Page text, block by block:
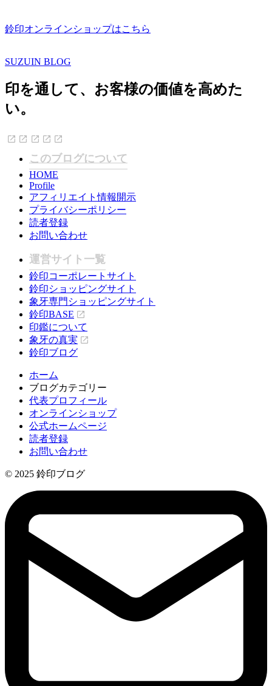
鈴印オンラインショップはこちら
SUZUIN BLOG
印を通して、お客様の価値を高めた
い。
このブログについて
HOME
Profile
アフィリエイト情報開示
プライバシーポリシー
読者登録
お問い合わせ
運営サイト一覧
鈴印コーポレートサイト
鈴印ショッピングサイト
象牙専門ショッピングサイト
鈴印BASE
印鑑について
象牙の真実
鈴印ブログ
ホーム
ブログカテゴリー
代表プロフィール
オンラインショップ
公式ホームページ
読者登録
お問い合わせ
© 2025 鈴印ブログ